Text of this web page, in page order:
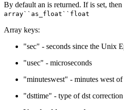
By default an is returned. If is set, then
array``as_float``float
Array keys:
"sec" - seconds since the Unix
"usec" - microseconds
"minuteswest" - minutes west
"dsttime" - type of dst correction